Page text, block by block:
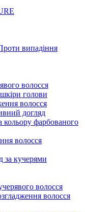
випадіння
волосся
голови
волосся
догляд
кольору фарбованого
волосся
за кучерями
волосся
волосся